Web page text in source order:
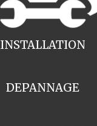
INSTALLATION
DEPANNAGE